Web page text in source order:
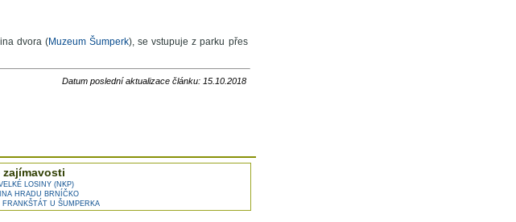
dvora (Muzeum Šumperk), se vstupuje z parku přes
Datum poslední aktualizace článku: 15.10.2018
LOSINY (NKP)
HRADU BRNÍČKO
U ŠUMPERKA